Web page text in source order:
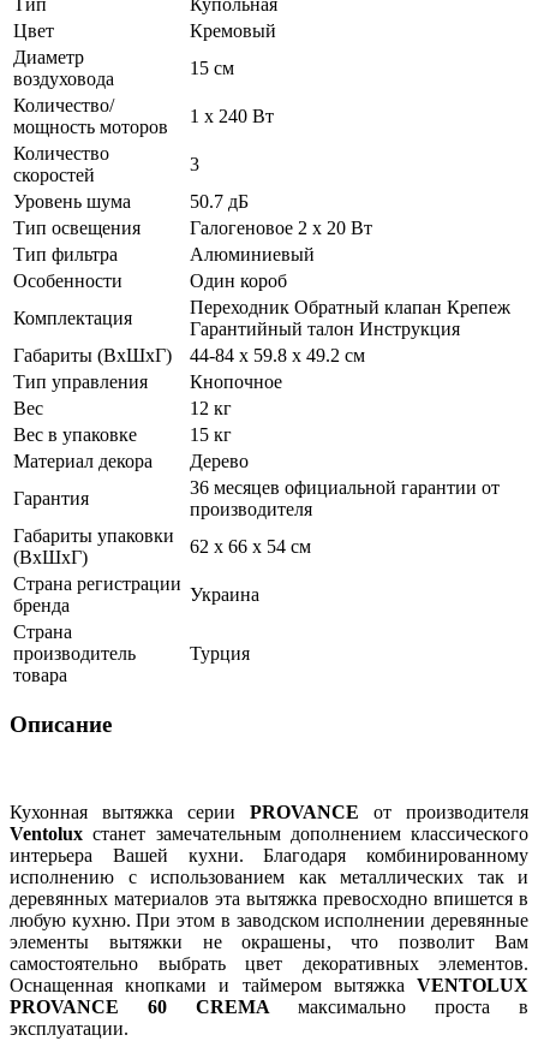
Цвет
Кремовый
Диаметр
воздуховода
15 см
Количество/
мощность моторов
1 х 240 Вт
Количество
скоростей
3
Уровень шума
50.7 дБ
Тип освещения
Галогеновое 2 х 20 Вт
Тип фильтра
Алюминиевый
Особенности
Один короб
Комплектация
Переходник Обратный клапан Крепеж
Гарантийный талон Инструкция
Габариты (ВхШхГ)
44-84 х 59.8 х 49.2 см
Тип управления
Кнопочное
Вес
12 кг
Вес в упаковке
15 кг
Материал декора
Дерево
Гарантия
36 месяцев официальной гарантии от
производителя
Габариты упаковки
(ВхШхГ)
62 х 66 х 54 см
Страна регистрации
бренда
Украина
Страна
производитель
товара
Турция
Описание
Кухонная вытяжка серии PROVANCE от производителя
Ventolux станет замечательным дополнением классического
интерьера Вашей кухни. Благодаря комбинированному
исполнению с использованием как металлических так и
деревянных материалов эта вытяжка превосходно впишется в
любую кухню. При этом в заводском исполнении деревянные
элементы вытяжки не окрашены, что позволит Вам
самостоятельно выбрать цвет декоративных элементов.
Оснащенная кнопками и таймером вытяжка VENTOLUX
PROVANCE 60 CREMA максимально проста в
эксплуатации.